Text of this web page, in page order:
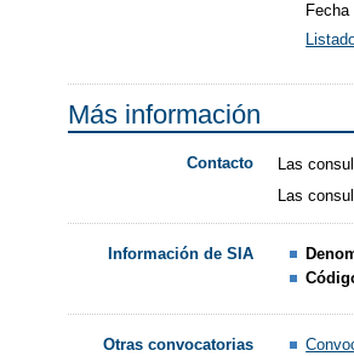
Más información
Contacto Las
Las
Información de SIA
Otras convocatorias